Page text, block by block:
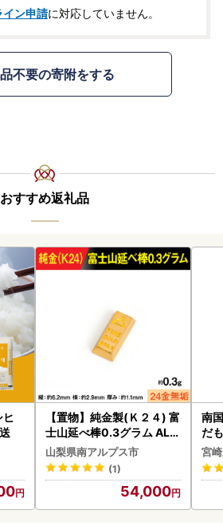
イン申請に対応していません。
不要の寄附をする
おすすめ返礼品
【置物】純金製(Ｋ２４) 富
士山延べ棒0.3グラム ALP
BK193
山梨県南アルプス市
(1)
54,000
南
だ
ス
宮